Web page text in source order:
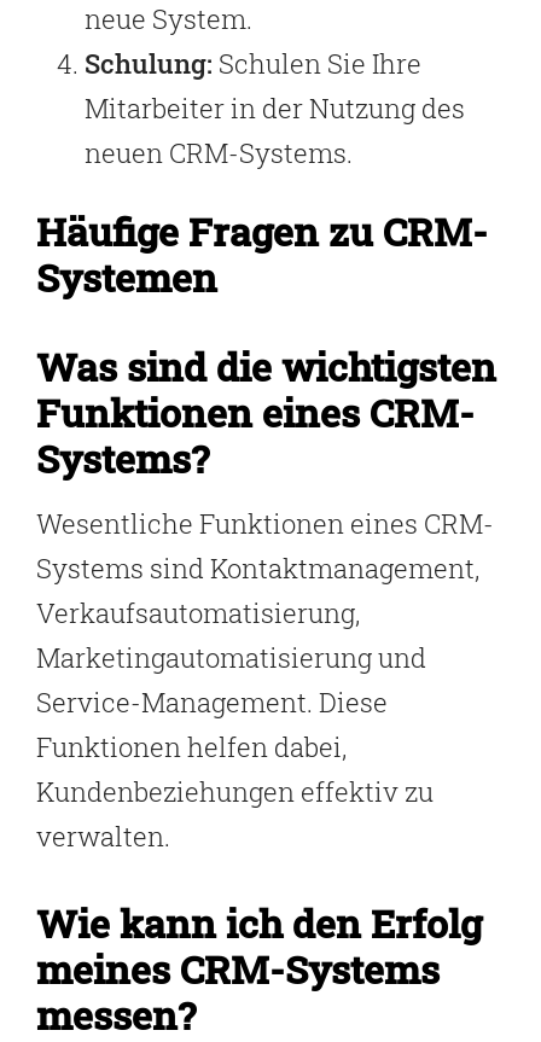
neue System.
Schulung: Schulen Sie Ihre
Mitarbeiter in der Nutzung des
neuen CRM-Systems.
Häufige Fragen zu CRM-
Systemen
Was sind die wichtigsten
Funktionen eines CRM-
Systems?
Wesentliche Funktionen eines CRM-
Systems sind Kontaktmanagement,
Verkaufsautomatisierung,
Marketingautomatisierung und
Service-Management. Diese
Funktionen helfen dabei,
Kundenbeziehungen effektiv zu
verwalten.
Wie kann ich den Erfolg
meines CRM-Systems
messen?